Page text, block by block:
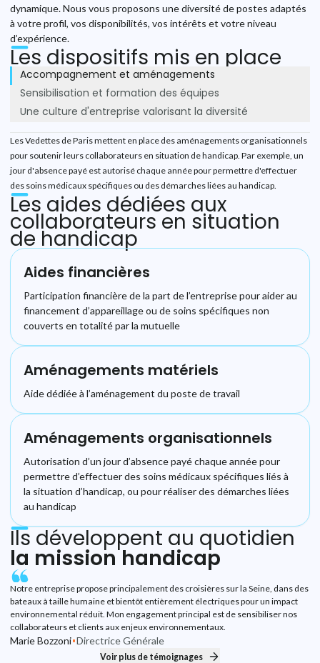
dynamique. Nous vous proposons une diversité de postes adaptés
à votre profil, vos disponibilités, vos intérêts et votre niveau
d’expérience.
Les dispositifs mis en place
Accompagnement et aménagements
Sensibilisation et formation des équipes
Une culture d'entreprise valorisant la diversité
Les Vedettes de Paris mettent en place des aménagements organisationnels
pour soutenir leurs collaborateurs en situation de handicap. Par exemple, un
jour d'absence payé est autorisé chaque année pour permettre d'effectuer
des soins médicaux spécifiques ou des démarches liées au handicap.
Les aides dédiées aux
collaborateurs en situation
de handicap
Aides financières
Participation financière de la part de l’entreprise pour aider au
financement d’appareillage ou de soins spécifiques non
couverts en totalité par la mutuelle
Aménagements matériels
Aide dédiée à l’aménagement du poste de travail
Aménagements organisationnels
Autorisation d’un jour d’absence payé chaque année pour
permettre d’effectuer des soins médicaux spécifiques liés à
la situation d’handicap, ou pour réaliser des démarches liées
au handicap
Ils développent au quotidien
la mission handicap
Play
Notre entreprise propose principalement des croisières sur la Seine, dans des
bateaux à taille humaine et bientôt entièrement électriques pour un impact
environnemental réduit. Mon engagement principal est de sensibiliser nos
collaborateurs et clients aux enjeux environnementaux.
Marie Bozzoni Directrice Générale
Voir plus de témoignages